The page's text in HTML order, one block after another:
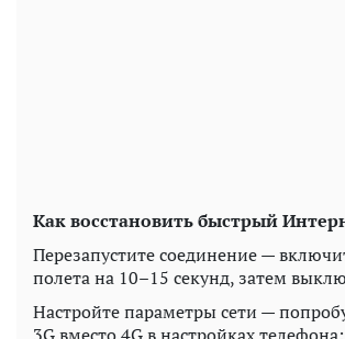
Как восстановить быстрый
Перезапустите соединение —
полета на 10–15 секунд, затем
Настройте параметры сети —